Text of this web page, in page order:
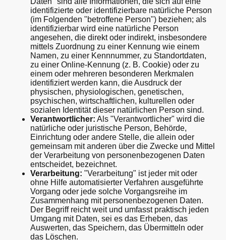
identifizierte oder identifizierbare natürliche Person
(im Folgenden "betroffene Person") beziehen; als
identifizierbar wird eine natürliche Person
angesehen, die direkt oder indirekt, insbesondere
mittels Zuordnung zu einer Kennung wie einem
Namen, zu einer Kennnummer, zu Standortdaten,
zu einer Online-Kennung (z. B. Cookie) oder zu
einem oder mehreren besonderen Merkmalen
identifiziert werden kann, die Ausdruck der
physischen, physiologischen, genetischen,
psychischen, wirtschaftlichen, kulturellen oder
sozialen Identität dieser natürlichen Person sind.
Verantwortlicher: Als "Verantwortlicher" wird die
natürliche oder juristische Person, Behörde,
Einrichtung oder andere Stelle, die allein oder
gemeinsam mit anderen über die Zwecke und Mittel
der Verarbeitung von personenbezogenen Daten
entscheidet, bezeichnet.
Verarbeitung: "Verarbeitung" ist jeder mit oder
ohne Hilfe automatisierter Verfahren ausgeführte
Vorgang oder jede solche Vorgangsreihe im
Zusammenhang mit personenbezogenen Daten.
Der Begriff reicht weit und umfasst praktisch jeden
Umgang mit Daten, sei es das Erheben, das
Auswerten, das Speichern, das Übermitteln oder
das Löschen.